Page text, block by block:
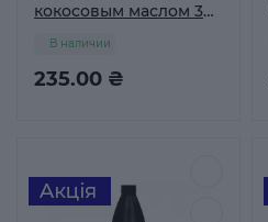
кокосовым маслом 30
235.00 ₴
В наличии